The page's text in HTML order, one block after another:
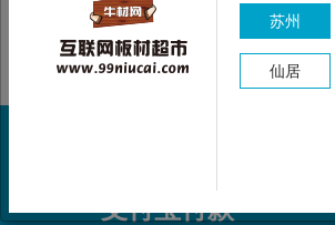
支付宝付款
苏州
仙居